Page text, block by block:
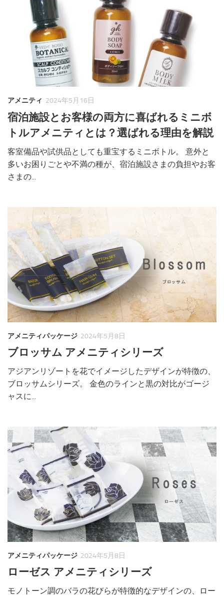
アメニティ 2024年5月16日
宿泊施設とお客様の両方に喜ばれるミニボ
トルアメニティとは？選ばれる理由を解説
客室備品や試供品としても重宝するミニボトル。 意外と
多いお困りごとや不満の種が、宿泊施設さまの負担やお客
さまの...
アメニティパッケージ 2024年5月8日
ブロッサム アメニティシリーズ
アジアンリゾートを花でイメージしたデザインが特徴の、
ブロッサムシリーズ。 金色のラインと黒の対比がゴージ
ャスに...
アメニティパッケージ 2024年5月8日
ローゼス アメニティシリーズ
モノトーン調のバラの花びらが特徴的なデザインの、ロー